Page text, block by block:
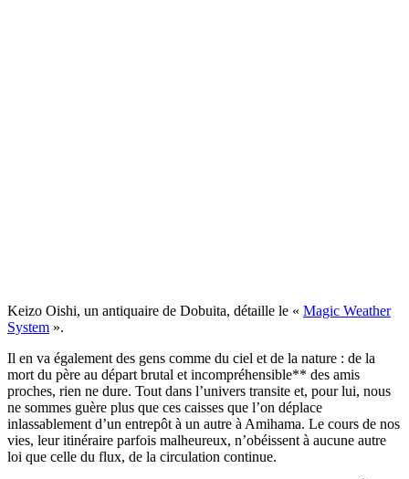
Keizo Oishi, un antiquaire de Dobuita, détaille le « Magic Weather
System ».
Il en va également des gens comme du ciel et de la nature : de la
mort du père au départ brutal et incompréhensible** des amis
proches, rien ne dure. Tout dans l’univers transite et, pour lui, nous
ne sommes guère plus que ces caisses que l’on déplace
inlassablement d’un entrepôt à un autre à Amihama. Le cours de nos
vies, leur itinéraire parfois malheureux, n’obéissent à aucune autre
loi que celle du flux, de la circulation continue.